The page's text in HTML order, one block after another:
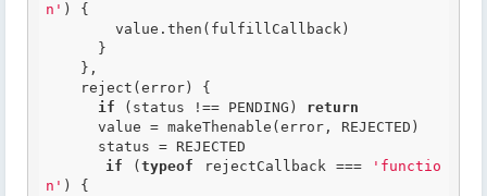
n' ) {
if (status !== PENDING) return
if (typeof rejectCallback ===
'functio
n' ) {